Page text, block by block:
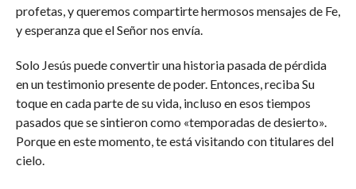
profetas, y queremos compartirte hermosos mensajes de Fe,
y esperanza que el Señor nos envía.
Solo Jesús puede convertir una historia pasada de pérdida
en un testimonio presente de poder. Entonces, reciba Su
toque en cada parte de su vida, incluso en esos tiempos
pasados ​​que se sintieron como «temporadas de desierto».
Porque en este momento, te está visitando con titulares del
cielo.